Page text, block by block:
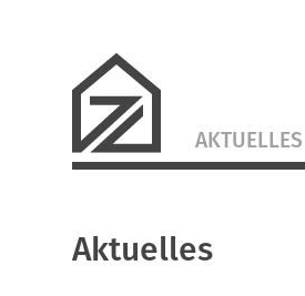
überspringen
AKTUELLES
Aktuelles